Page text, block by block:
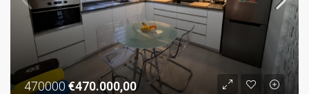
470000€470.000,00